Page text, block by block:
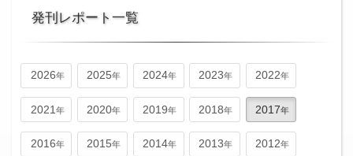
発刊レポート一覧
2026 2025 2024 2023 2022
2021 2020 2019 2018 2017
2016 2015 2014 2013 2012